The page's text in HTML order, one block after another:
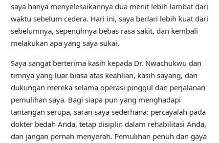
saya hanya menyelesaikannya dua menit lebih lambat dari
waktu sebelum cedera. Hari ini, saya berlari lebih kuat dari
sebelumnya, sepenuhnya bebas rasa sakit, dan kembali
melakukan apa yang saya sukai.
Saya sangat berterima kasih kepada Dr. Nwachukwu dan
timnya yang luar biasa atas keahlian, kasih sayang, dan
dukungan mereka selama operasi pinggul dan perjalanan
pemulihan saya. Bagi siapa pun yang menghadapi
tantangan serupa, saran saya sederhana: percayalah pada
dokter bedah Anda, tetap disiplin dalam rehabilitasi Anda,
dan jangan pernah menyerah. Pemulihan penuh dan gaya